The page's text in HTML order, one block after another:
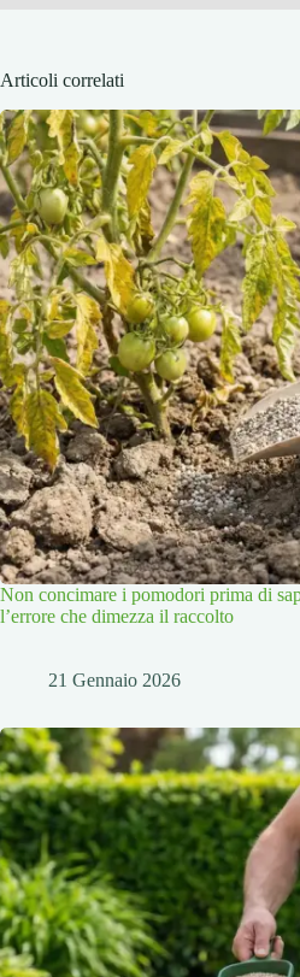
Articoli correlati
Non concimare i pomodori prima di
l’errore che dimezza il raccolto
21 Gennaio 2026